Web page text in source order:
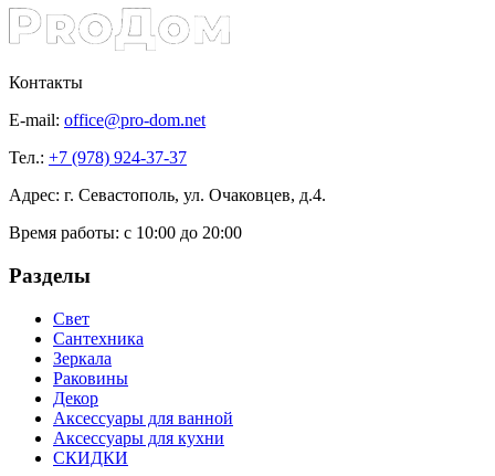
Контакты
E-mail: office@pro-dom.net
Тел.: +7 (978) 924-37-37
Адрес: г. Севастополь, ул. Очаковцев, д.4.
Время работы: с 10:00 до 20:00
Разделы
Свет
Сантехника
Зеркала
Раковины
Декор
Аксессуары для ванной
Аксессуары для кухни
СКИДКИ